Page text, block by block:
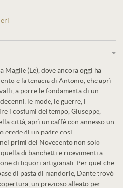
(Le), dove ancora oggi ha
e la tenacia di Antonio, che aprì
a porre le fondamenta di un
le mode, le guerre, i
i costumi del tempo, Giuseppe,
città, aprì un caffè con annesso un
erede di un padre così
primi del Novecento non solo
di banchetti e ricevimenti a
di liquori artigianali. Per quel che
di pasta di mandorle, Dante trovò
un prezioso alleato per